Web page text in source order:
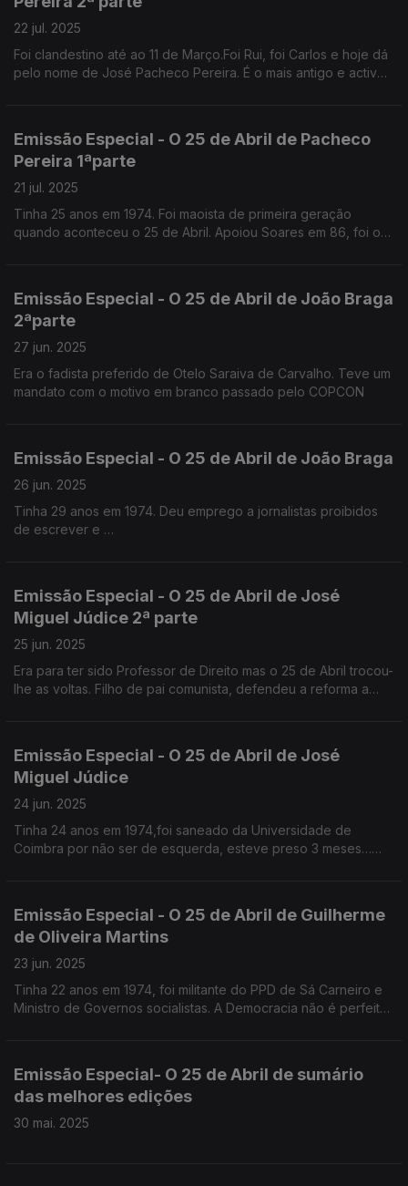
22 jul. 2025
Foi clandestino até ao 11 de Março.Foi Rui, foi Carlos e hoje dá
pelo nome de José Pacheco Pereira. É o mais antigo e activo
Emissão Especial - O 25 de Abril de Pacheco
Pereira 1ªparte
21 jul. 2025
Tinha 25 anos em 1974. Foi maoista de primeira geração
quando aconteceu o 25 de Abril. Apoiou Soares em 86, foi o
Emissão Especial - O 25 de Abril de João Braga
2ªparte
27 jun. 2025
Era o fadista preferido de Otelo Saraiva de Carvalho. Teve um
mandato com o motivo em branco passado pelo COPCON
Emissão Especial - O 25 de Abril de João Braga
26 jun. 2025
Tinha 29 anos em 1974. Deu emprego a jornalistas proibidos
de escrever e
Emissão Especial - O 25 de Abril de José
Miguel Júdice 2ª parte
25 jun. 2025
Era para ter sido Professor de Direito mas o 25 de Abril trocou-
lhe as voltas. Filho de pai comunista, defendeu a reforma a
Emissão Especial - O 25 de Abril de José
Miguel Júdice
24 jun. 2025
Tinha 24 anos em 1974,foi saneado da Universidade de
Coimbra por não ser de esquerda, esteve preso 3 meses…
Emissão Especial - O 25 de Abril de Guilherme
de Oliveira Martins
23 jun. 2025
Tinha 22 anos em 1974, foi militante do PPD de Sá Carneiro e
Ministro de Governos socialistas. A Democracia não é perfeita
Emissão Especial- O 25 de Abril de sumário
das melhores edições
30 mai. 2025